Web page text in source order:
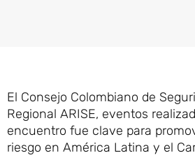
El Consejo Colombiano de
Regional ARISE, eventos
encuentro fue clave para
riesgo en América Latina y el